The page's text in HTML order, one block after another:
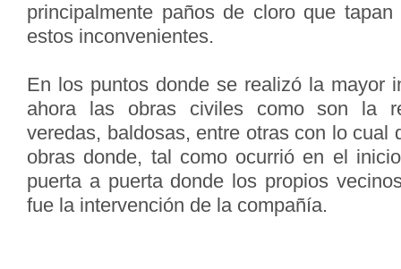
principalmente paños de cloro que
estos inconvenientes.
En los puntos donde se realizó la mayor
ahora las obras civiles como son la
veredas, baldosas, entre otras con lo
obras donde, tal como ocurrió en el
puerta a puerta donde los propios
fue la intervención de la compañía.